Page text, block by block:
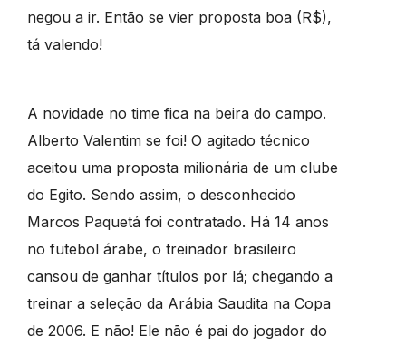
negou a ir. Então se vier proposta boa (R$),
tá valendo!
A novidade no time fica na beira do campo.
Alberto Valentim se foi! O agitado técnico
aceitou uma proposta milionária de um clube
do Egito. Sendo assim, o desconhecido
Marcos Paquetá foi contratado. Há 14 anos
no futebol árabe, o treinador brasileiro
cansou de ganhar títulos por lá; chegando a
treinar a seleção da Arábia Saudita na Copa
de 2006. E não! Ele não é pai do jogador do